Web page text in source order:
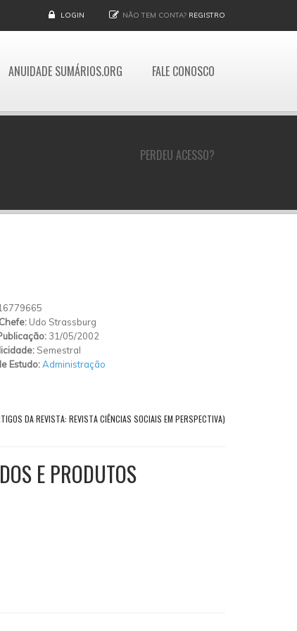
LOGIN NÃO TEM CONTA? REGISTRO
ANUIDADE SUMÁRIOS.ORG FALE CONOSCO
PERDEU ACESSO?
Udo Strassburg
31/05/2002
Semestral
Estudo:Administração
DA REVISTA: REVISTA CIÊNCIAS SOCIAIS EM PERSPECTIVA)
E PRODUTOS